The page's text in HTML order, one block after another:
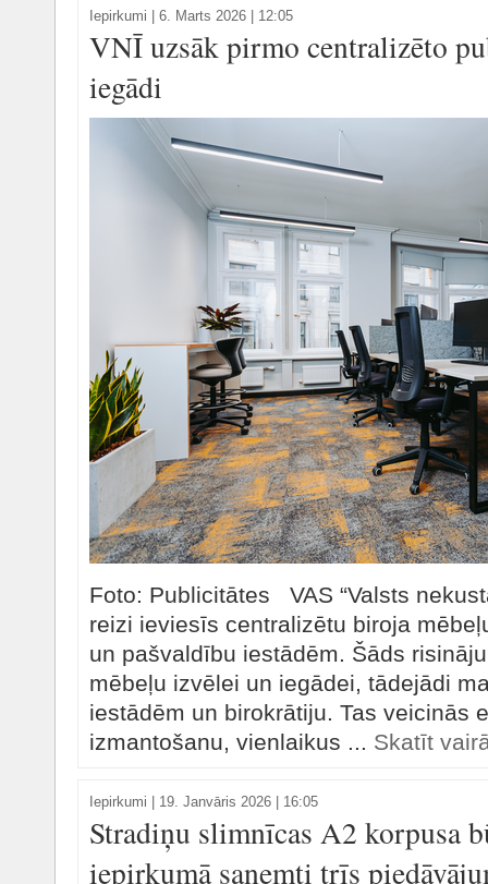
Iepirkumi 6. Marts 2026 | 12:05
VNĪ uzsāk pirmo centralizēto
iegādi
Foto: Publicitātes VAS “Valsts
reizi ieviesīs centralizētu biroja
un pašvaldību iestādēm. Šāds
mēbeļu izvēlei un iegādei, tādejādi
iestādēm un birokrātiju. Tas veicinās
izmantošanu, vienlaikus ... Skatīt
Iepirkumi 19. Janvāris 2026 | 16:05
Stradiņu slimnīcas A2 korpusa
iepirkumā saņemti trīs